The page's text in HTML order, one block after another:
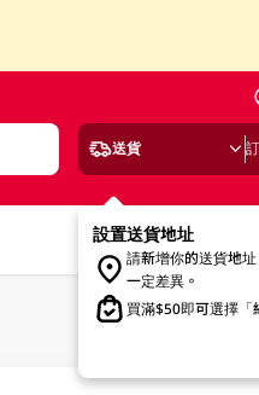
送貨
設置送貨地址
請新增你的送貨地
一定差異。
買滿$50即可選擇「